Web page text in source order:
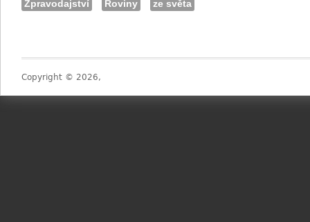
Zpravodajství Roviny ze světa
Copyright © 2026,